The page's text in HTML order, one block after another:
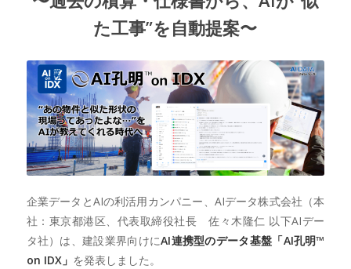
た工事”を自動提案〜
企業データとAIの利活用カンパニー、AIデータ株式会社（本
社：東京都港区、代表取締役社長 佐々木隆仁 以下AIデー
タ社）は、建設業界向けにAI連携型のデータ基盤「AI孔明™
on IDX」 を発表しました。